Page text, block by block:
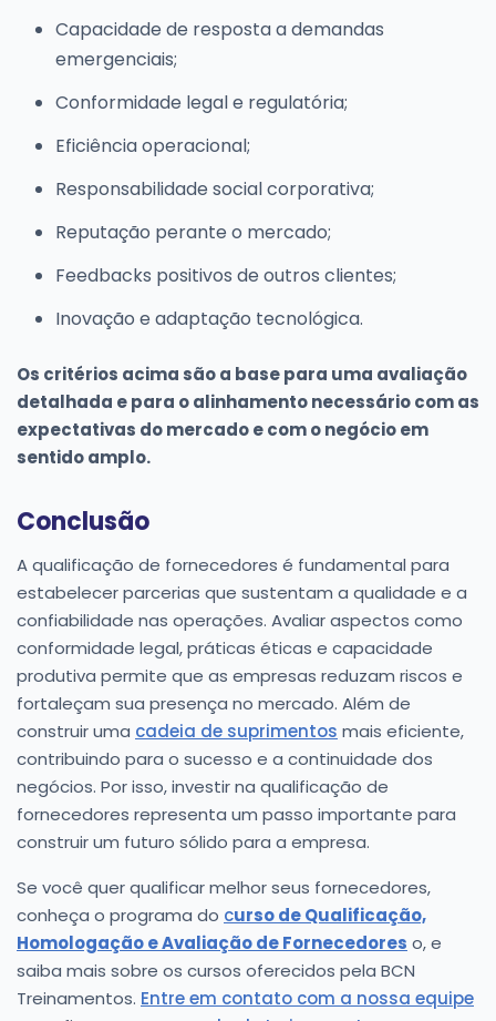
Capacidade de resposta a demandas
emergenciais;
Conformidade legal e regulatória;
Eficiência operacional;
Responsabilidade social corporativa;
Reputação perante o mercado;
Feedbacks positivos de outros clientes;
Inovação e adaptação tecnológica.
Os critérios acima são a base para uma avaliação
detalhada e para o alinhamento necessário com as
expectativas do mercado e com o negócio em
sentido amplo.
Conclusão
A qualificação de fornecedores é fundamental para
estabelecer parcerias que sustentam a qualidade e a
confiabilidade nas operações. Avaliar aspectos como
conformidade legal, práticas éticas e capacidade
produtiva permite que as empresas reduzam riscos e
fortaleçam sua presença no mercado. Além de
construir uma cadeia de suprimentos mais eficiente,
contribuindo para o sucesso e a continuidade dos
negócios. Por isso, investir na qualificação de
fornecedores representa um passo importante para
construir um futuro sólido para a empresa.
Se você quer qualificar melhor seus fornecedores,
conheça o programa do curso de Qualificação,
Homologação e Avaliação de Fornecedores o, e
saiba mais sobre os cursos oferecidos pela BCN
Treinamentos. Entre em contato com a nossa equipe